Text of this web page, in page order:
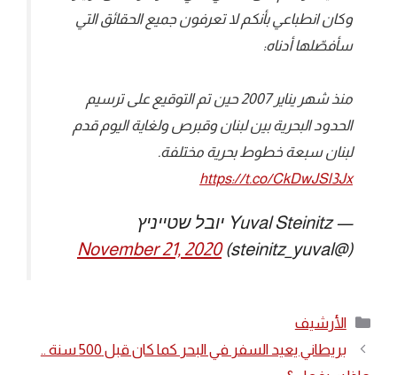
وكان انطباعي بأنكم لا تعرفون جميع الحقائق التي
سأفصّلها أدناه:
منذ شهر يناير 2007 حين تم التوقيع على ترسيم
الحدود البحرية بين لبنان وقبرص ولغاية اليوم قدم
لبنان سبعة خطوط بحرية مختلفة.
https://t.co/CkDwJSl3Jx
— Yuval Steinitz יובל שטייניץ
(@steinitz_yuval)
November 21, 2020
التصنيفات
الأرشيف
بريطاني يعيد السفر في البحر كما كان قبل 500 سنة ..